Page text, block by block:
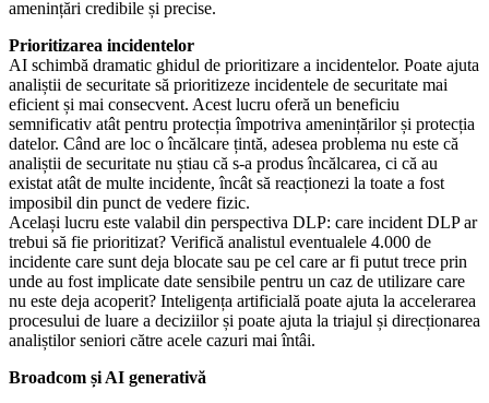
amenințări credibile și precise.
Prioritizarea incidentelor
AI schimbă dramatic ghidul de prioritizare a incidentelor. Poate ajuta
analiștii de securitate să prioritizeze incidentele de securitate mai
eficient și mai consecvent. Acest lucru oferă un beneficiu
semnificativ atât pentru protecția împotriva amenințărilor și protecția
datelor. Când are loc o încălcare țintă, adesea problema nu este că
analiștii de securitate nu știau că s-a produs încălcarea, ci că au
existat atât de multe incidente, încât să reacționezi la toate a fost
imposibil din punct de vedere fizic.
Același lucru este valabil din perspectiva DLP: care incident DLP ar
trebui să fie prioritizat? Verifică analistul eventualele 4.000 de
incidente care sunt deja blocate sau pe cel care ar fi putut trece prin
unde au fost implicate date sensibile pentru un caz de utilizare care
nu este deja acoperit? Inteligența artificială poate ajuta la accelerarea
procesului de luare a deciziilor și poate ajuta la triajul și direcționarea
analiștilor seniori către acele cazuri mai întâi.
Broadcom și AI generativă